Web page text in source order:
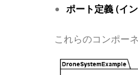
ポート定義 (イ
これらのコンポー